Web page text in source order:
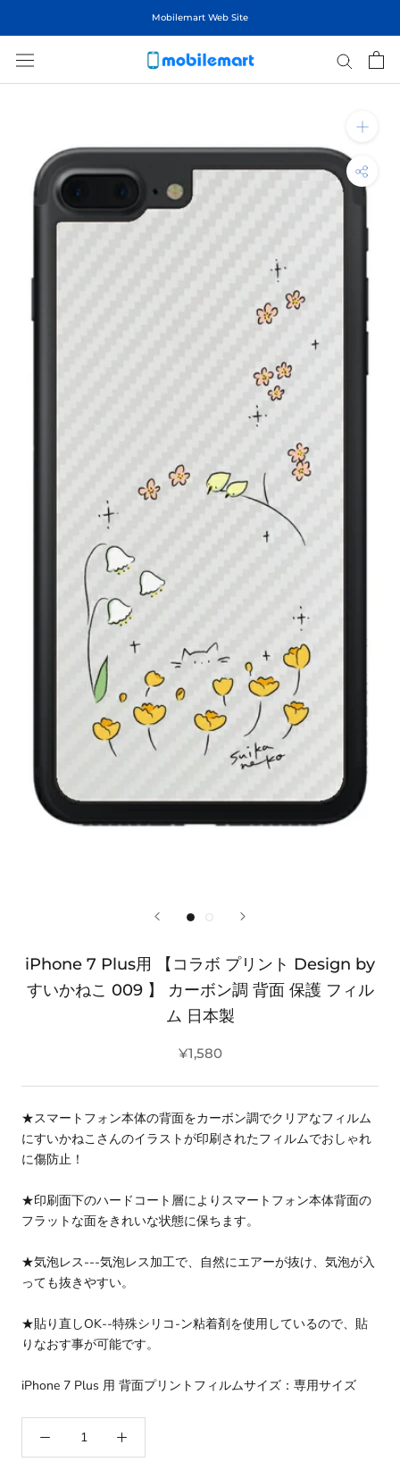
Mobilemart Web Site
iPhone 7 Plus用 【コラボ プリント Design by
すいかねこ 009 】 カーボン調 背面 保護 フィル
ム 日本製
¥1,580
★スマートフォン本体の背面をカーボン調でクリアなフィルム
にすいかねこさんのイラストが印刷されたフィルムでおしゃれ
に傷防止！
★印刷面下のハードコート層によりスマートフォン本体背面の
フラットな面をきれいな状態に保ちます。
★気泡レス---気泡レス加工で、自然にエアーが抜け、気泡が入
っても抜きやすい。
★貼り直しOK--特殊シリコ-ン粘着剤を使用しているので、貼
りなおす事が可能です。
iPhone 7 Plus 用 背面プリントフィルムサイズ：専用サイズ